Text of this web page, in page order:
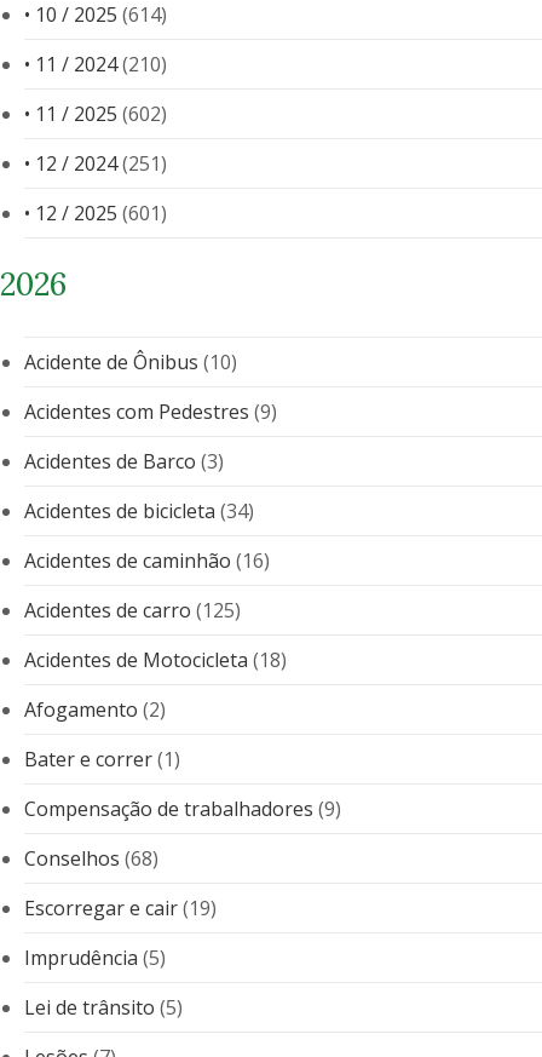
• 10 / 2025 (614)
• 11 / 2024(210)
• 11 / 2025 (602)
• 12 / 2024(251)
• 12 / 2025 (601)
2026
Acidente de Ônibus (10)
Acidentes com Pedestres (9)
Acidentes de Barco (3)
Acidentes de bicicleta (34)
Acidentes de caminhão (16)
Acidentes de carro (125)
Acidentes de Motocicleta (18)
Afogamento (2)
Bater e correr(1)
Compensação de trabalhadores (9)
Conselhos (68)
Escorregar e cair(19)
Imprudência (5)
Lei de trânsito (5)